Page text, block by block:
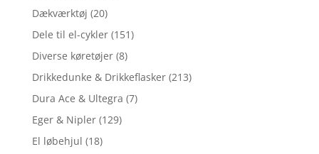
Dækværktøj (20)
Dele til el-cykler (151)
Diverse køretøjer (8)
Drikkedunke & Drikkeflasker (213)
Dura Ace & Ultegra (7)
Eger & Nipler (129)
El løbehjul (18)